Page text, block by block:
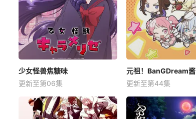
少女怪兽焦糖味
更新至第06集
元祖！BanGDream酱
更新至第44集